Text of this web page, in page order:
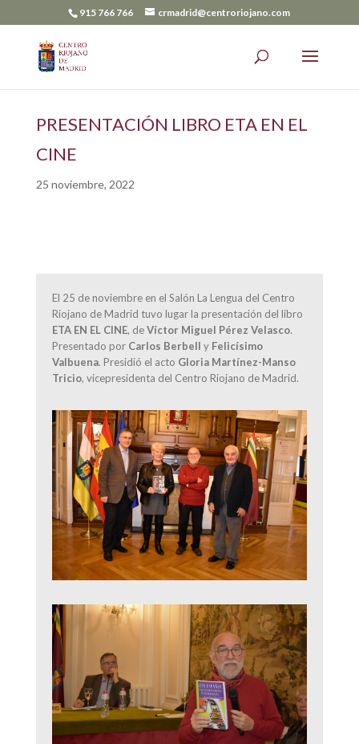
915 766 766 crmadrid@centroriojano.com
PRESENTACIÓN LIBRO ETA EN EL
CINE
25 noviembre, 2022
El 25 de noviembre en el Salón La Lengua del Centro
Riojano de Madrid tuvo lugar la presentación del libro
ETA EN EL CINE, deVíctor Miguel Pérez Velasco.
Presentado por Carlos Berbell y Felicísimo
Valbuena. Presidió el acto Gloria Martínez-Manso
Tricio, vicepresidenta del Centro Riojano de Madrid.